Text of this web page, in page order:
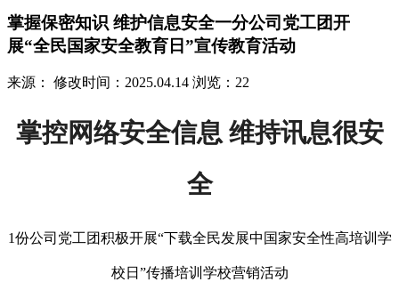
掌握保密知识 维护信息安全一分公司党工团开
展“全民国家安全教育日”宣传教育活动
来源： 修改时间：2025.04.14 浏览：22
掌控网络安全信息 维持讯息很安
全
1份公司党工团积极开展“下载全民发展中国家安全性高培训学
校日”传播培训学校营销活动